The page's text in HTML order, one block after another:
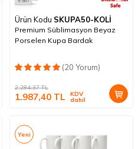
Ürün Kodu SKUPA50-KOLİ
Premium Süblimasyon Beyaz
Porselen Kupa Bardak
(20 Yorum)
2.284,37TL
1.987,40 TL KDV
dahil
Yeni